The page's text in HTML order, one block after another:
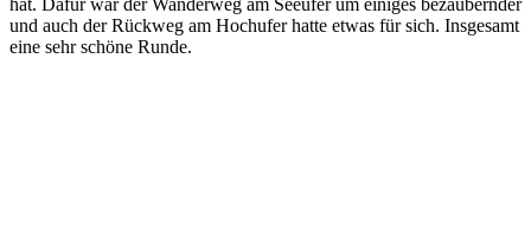
und auch der Rückweg am Hochufer hatte etwas für sich. Insgesamt
eine sehr schöne Runde.